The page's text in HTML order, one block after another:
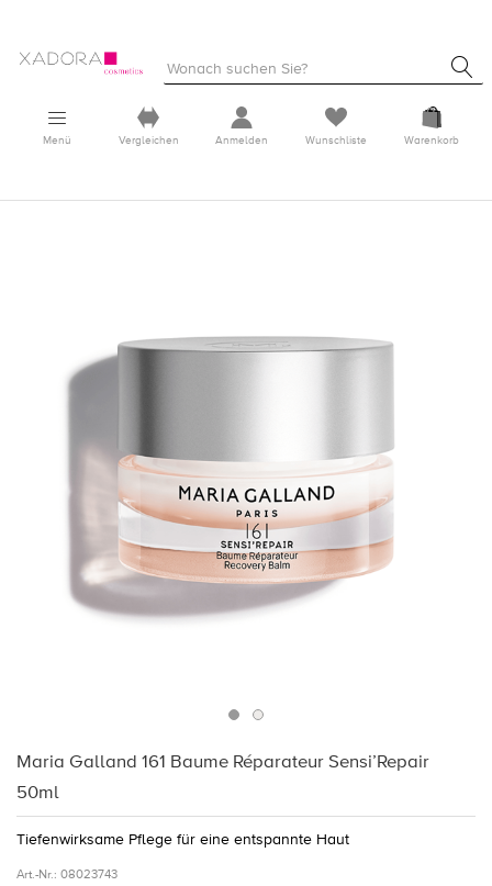
Menü Vergleichen Anmelden Wunschliste Warenkorb
Maria Galland 161 Baume Réparateur Sensi’Repair
50ml
Tiefenwirksame Pflege für eine entspannte Haut
Art.-Nr.: 08023743